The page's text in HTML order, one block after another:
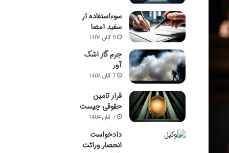
سوءاستفاده از
سفید امضا
8 آبان 1404
جرم گاز اشک
آور
7 آبان 1404
قرار تامین
حقوقی چیست
7 آبان 1404
دادخواست
انحصار وراثت